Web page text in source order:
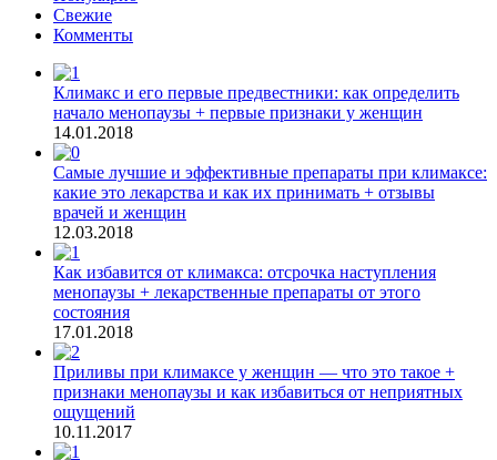
Свежие
Комменты
Климакс и его первые предвестники: как определить
начало менопаузы + первые признаки у женщин
14.01.2018
Самые лучшие и эффективные препараты при климаксе:
какие это лекарства и как их принимать + отзывы
врачей и женщин
12.03.2018
Как избавится от климакса: отсрочка наступления
менопаузы + лекарственные препараты от этого
состояния
17.01.2018
Приливы при климаксе у женщин — что это такое +
признаки менопаузы и как избавиться от неприятных
ощущений
10.11.2017